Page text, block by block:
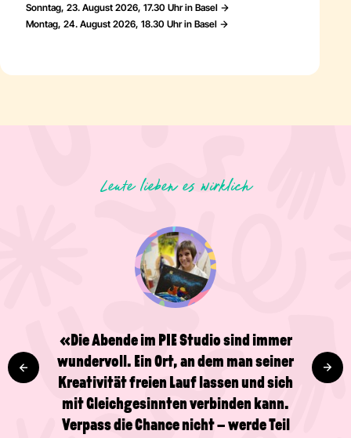
Sonntag, 23. August 2026, 17.30 Uhr in Basel
Montag, 24. August 2026, 18.30 Uhr in Basel
Leute lieben es wirklich
«Die Abende im PIE Studio sind immer
wundervoll. Ein Ort, an dem man seiner
Kreativität freien Lauf lassen und sich
mit Gleichgesinnten verbinden kann.
Verpass die Chance nicht – werde Teil